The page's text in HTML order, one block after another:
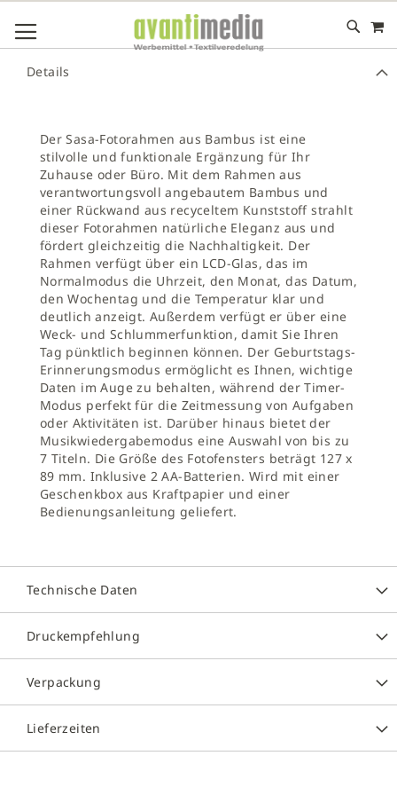
DIREKT
ZUM
# DRÜCKEN SIE DIE EINGABETASTE, UM DIE SUCHE ZU
Details
Der Sasa-Fotorahmen aus Bambus ist eine
stilvolle und funktionale Ergänzung für Ihr
Zuhause oder Büro. Mit dem Rahmen aus
verantwortungsvoll angebautem Bambus und
einer Rückwand aus recyceltem Kunststoff strahlt
dieser Fotorahmen natürliche Eleganz aus und
fördert gleichzeitig die Nachhaltigkeit. Der
Rahmen verfügt über ein LCD-Glas, das im
Normalmodus die Uhrzeit, den Monat, das Datum,
den Wochentag und die Temperatur klar und
deutlich anzeigt. Außerdem verfügt er über eine
Weck- und Schlummerfunktion, damit Sie Ihren
Tag pünktlich beginnen können. Der Geburtstags-
Erinnerungsmodus ermöglicht es Ihnen, wichtige
Daten im Auge zu behalten, während der Timer-
Modus perfekt für die Zeitmessung von Aufgaben
oder Aktivitäten ist. Darüber hinaus bietet der
Musikwiedergabemodus eine Auswahl von bis zu
7 Titeln. Die Größe des Fotofensters beträgt 127 x
89 mm. Inklusive 2 AA-Batterien. Wird mit einer
Geschenkbox aus Kraftpapier und einer
Bedienungsanleitung geliefert.
Technische Daten
Druckempfehlung
Verpackung
Lieferzeiten